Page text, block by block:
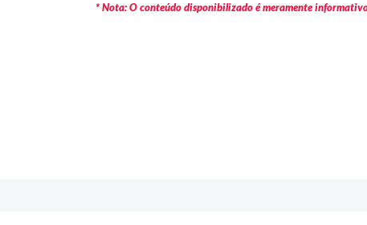
* Nota: O conteúdo disponibilizado é meramente